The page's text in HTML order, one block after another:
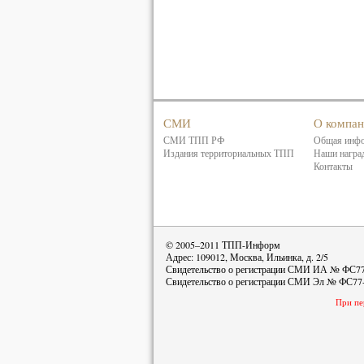
СМИ
СМИ ТПП РФ
Издания территориальных ТПП
О
Общая
Наши
Контакты
© 2005–2011 ТПП-Информ
Адрес: 109012, Москва, Ильинка, д. 2/5
Свидетельство о регистрации СМИ ИА №
Свидетельство о регистрации СМИ Эл №
При